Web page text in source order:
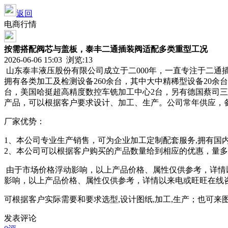
返回
电商行情
按需搭配阀芯与盖板，泰丰二通插装阀适配多类重型工况
2026-06-06 15:03 浏览:13
山东泰丰液压股份有限公司成立于二000年，一直专注于二
拥有各类加工及检测设备260余台，其中大中精稀型设备20余
台，美国哈挺超高精度数控车铣加工中心2台，另有德国蔡司
产品，可以根据客户要求设计、加工、生产。公司常年供应
厂家优势：
1、本公司专业生产销售，可为企业加工定制配套服务,拥有国
2、本公司可以根据客户购买的产品数量给到相应的优惠，量
由于市场价格浮动影响，以上产品价格、属性仅供参考，详
影响，以上产品价格、属性仅供参考，详情以来电或旺旺在
可根据客户实际需要和要求选型,设计图纸,加工,生产；也可来
发表评论